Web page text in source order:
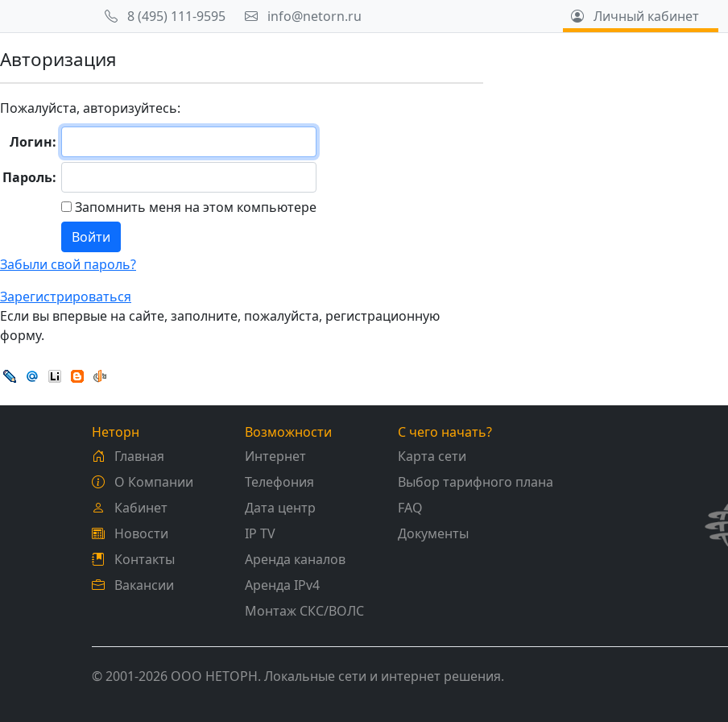
8 (495) 111-9595 info@netorn.ru Личный кабинет
Авторизация
Пожалуйста, авторизуйтесь:
Логин:
Пароль:
Запомнить меня на этом компьютере
Забыли свой пароль?
Зарегистрироваться
Если вы впервые на сайте, заполните, пожалуйста, регистрационную
форму.
Неторн
Главная
О Компании
Кабинет
Новости
Контакты
Вакансии
Возможности
Интернет
Телефония
Дата центр
IP TV
Аренда каналов
Аренда IPv4
Монтаж СКС/ВОЛС
С чего начать?
Карта сети
Выбор тарифного плана
FAQ
Документы
© 2001-2026 ООО НЕТОРН. Локальные сети и интернет решения.